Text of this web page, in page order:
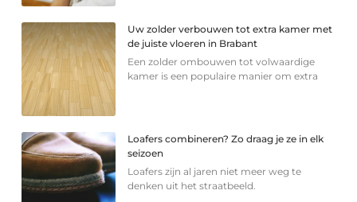
Uw zolder verbouwen tot extra kamer met
de juiste vloeren in Brabant
Een zolder ombouwen tot volwaardige
kamer is een populaire manier om extra
Loafers combineren? Zo draag je ze in elk
seizoen
Loafers zijn al jaren niet meer weg te
denken uit het straatbeeld.